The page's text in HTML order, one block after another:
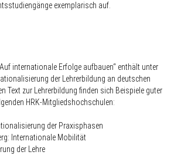
exemplarisch auf.
internationale Erfolge aufbauen“ enthält unter
der Lehrerbildung an deutschen
Text zur Lehrerbildung finden sich Beispiele guter
HRK-Mitgliedshochschulen:
der Praxisphasen
Internationale Mobilität
der Lehre